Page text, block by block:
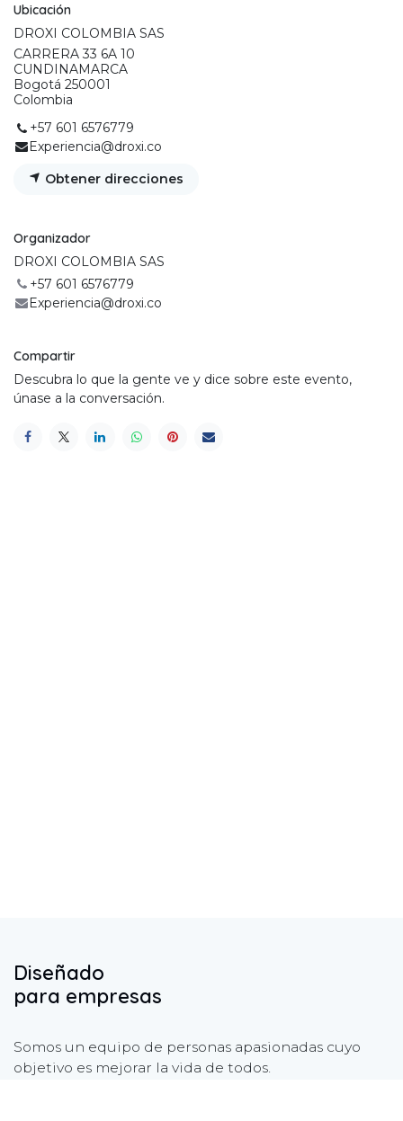
Ubicación
DROXI COLOMBIA SAS
CARRERA 33 6A 10
CUNDINAMARCA
Bogotá 250001
Colombia
+57 601 6576779
Experiencia@droxi.co
Obtener direcciones
Organizador
DROXI COLOMBIA SAS
+57 601 6576779
Experiencia@droxi.co
Compartir
Descubra lo que la gente ve y dice sobre este evento,
únase a la conversación.
Diseñado
para empresas
Somos un equipo de personas apasionadas cuyo
objetivo es mejorar la vida de todos.